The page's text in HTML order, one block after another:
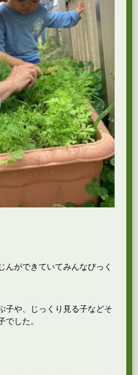
んができていてみんなびっく
子や、じっくり見る子などそ
でした。